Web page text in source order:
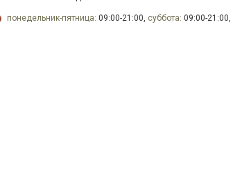
понедельник-пятница: 09:00-21:00, суббота: 09:00-21:00,